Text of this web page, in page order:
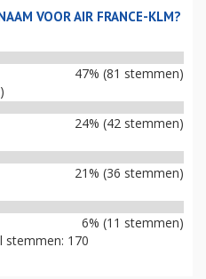
VOOR AIR FRANCE-KLM?
47% (81 stemmen)
24% (42 stemmen)
21% (36 stemmen)
6% (11 stemmen)
stemmen: 170